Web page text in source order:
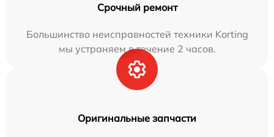
Срочный ремонт
Большинство неисправностей техники Korting
мы устраняем в течение 2 часов.
Оригинальные запчасти